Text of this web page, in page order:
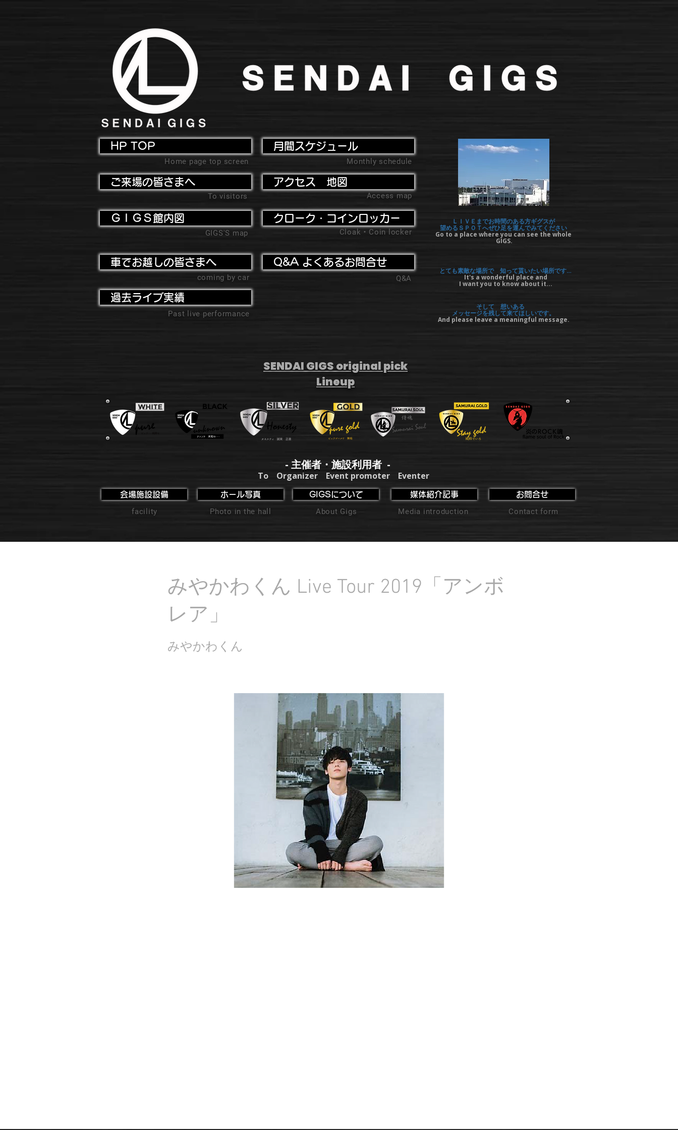
HP TOP
Home page top screen
ご来場の皆さまへ
To visitors
ＧＩＧＳ館内図
GIGS'S map
月間スケジュール
Monthly schedule
アクセス 地図
Access map
クローク・コインロッカー
Cloak・Coin locker
車でお越しの皆さまへ
coming by car
過去ライブ実績
Past live performance
Q&A よくあるお問合せ
Q&A
ＬＩＶＥまでお時間のある方ギグスが
望めるＳＰＯＴへぜひ足を運んでみてください
Go to a place where you can see the whole
GIGS.
とても素敵な場所で 知って貰いたい場所です…
It's a wonderful place and
I want you to know about it...
そして 想いある
メッセージを残して来てほしいです。
And please leave a meaningful message.
SENDAI GIGS original pick
Lineup
- 主催者・施設利用者 -
To Organizer Event promoter Eventer
会場施設設備
facility
ホール写真
Photo in the hall
GIGSについて
About Gigs
媒体紹介記事
Media introduction
お問合せ
Contact form
みやかわくん Live Tour 2019「アンボ
レア」
みやかわくん